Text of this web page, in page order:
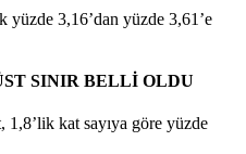
3,16’dan yüzde 3,61’e
SINIR BELLİ OLDU
kat sayıya göre yüzde